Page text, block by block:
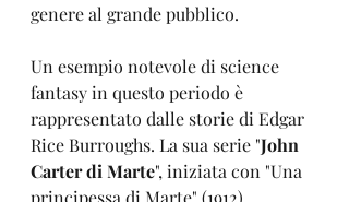
genere al grande pubblico.
Un esempio notevole di science
fantasy in questo periodo è
rappresentato dalle storie di Edgar
Rice Burroughs. La sua serie "John
Carter di Marte", iniziata con "Una
principessa di Marte" (1912),